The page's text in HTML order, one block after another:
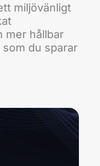
miljövänligt
mer hållbar
du sparar